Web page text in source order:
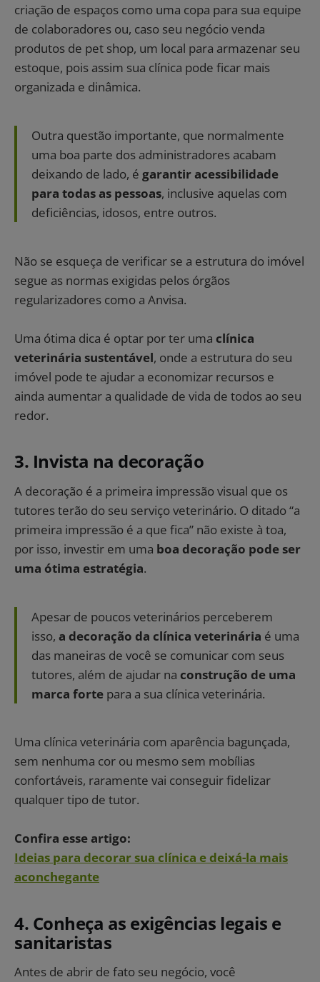
criação de espaços como uma copa para sua equipe
de colaboradores ou, caso seu negócio venda
produtos de pet shop, um local para armazenar seu
estoque, pois assim sua clínica pode ficar mais
organizada e dinâmica.
Outra questão importante, que normalmente
uma boa parte dos administradores acabam
deixando de lado, é garantir acessibilidade
para todas as pessoas, inclusive aquelas com
deficiências, idosos, entre outros.
Não se esqueça de verificar se a estrutura do imóvel
segue as normas exigidas pelos órgãos
regularizadores como a Anvisa.
Uma ótima dica é optar por ter uma clínica
veterinária sustentável, onde a estrutura do seu
imóvel pode te ajudar a economizar recursos e
ainda aumentar a qualidade de vida de todos ao seu
redor.
3. Invista na decoração
A decoração é a primeira impressão visual que os
tutores terão do seu serviço veterinário. O ditado “a
primeira impressão é a que fica” não existe à toa,
por isso, investir em uma boa decoração pode ser
uma ótima estratégia.
Apesar de poucos veterinários perceberem
isso, a decoração da clínica veterinária é uma
das maneiras de você se comunicar com seus
tutores, além de ajudar na construção de uma
marca forte para a sua clínica veterinária.
Uma clínica veterinária com aparência bagunçada,
sem nenhuma cor ou mesmo sem mobílias
confortáveis, raramente vai conseguir fidelizar
qualquer tipo de tutor.
Confira esse artigo:
Ideias para decorar sua clínica e deixá-la mais
aconchegante
4. Conheça as exigências legais e
sanitaristas
Antes de abrir de fato seu negócio, você